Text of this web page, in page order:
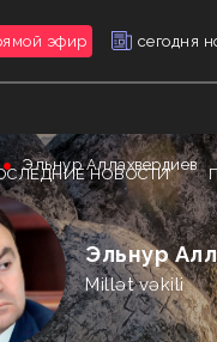
эфир сегодня
НОВОСТИ
Эльнур Аллахвердиев
Эльнур
Millət vəkili